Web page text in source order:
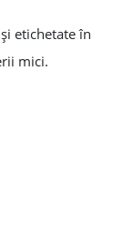
etichetate în
mici.